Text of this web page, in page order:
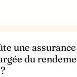
une
du